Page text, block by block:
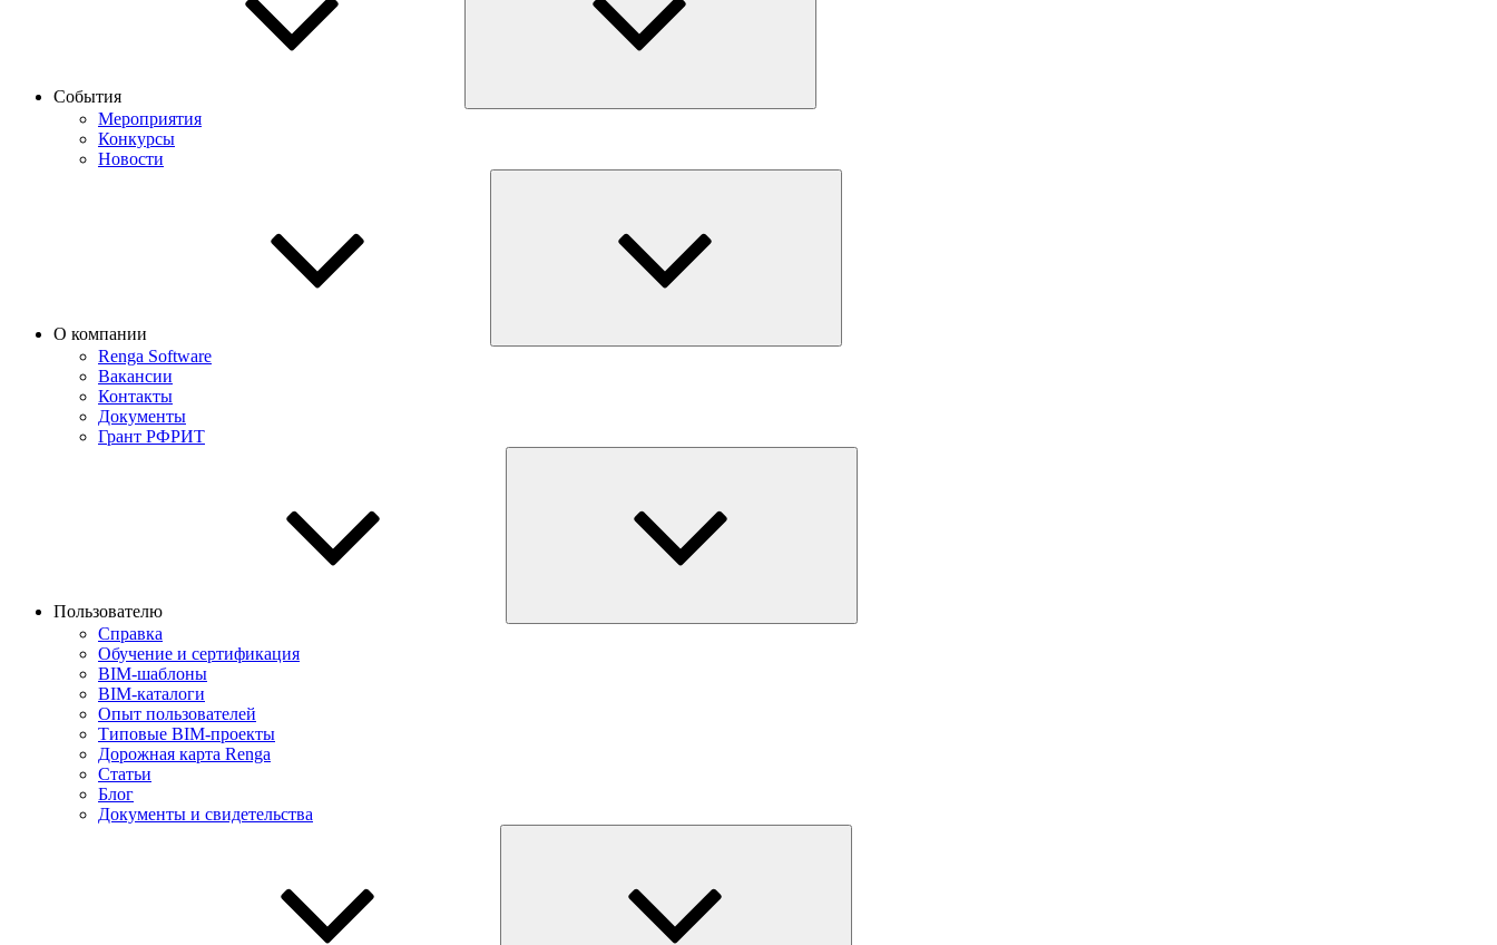
События
Мероприятия
Конкурсы
Новости
О компании
Renga Software
Вакансии
Контакты
Документы
Грант РФРИТ
Пользователю
Справка
Обучение и сертификация
BIM-шаблоны
BIM-каталоги
Опыт пользователей
Типовые BIM-проекты
Дорожная карта Renga
Статьи
Блог
Документы и свидетельства